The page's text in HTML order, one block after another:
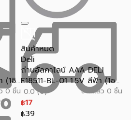
(1ชิ...
0 ชิ้น
สินค้าหมด
Deli
ถ่านอัลคาไลน์ AAA DELI
E18511-BL-01 1.5V สีฟ้า (1ช...
0.0 (0) ขายแล้ว 0 ชิ้น
฿17
฿39